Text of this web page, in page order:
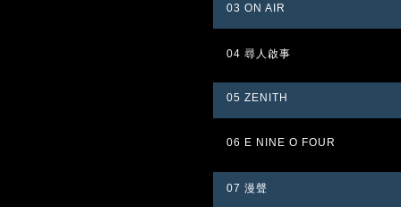
03 ON AIR
04 尋人啟事
05 ZENITH
06 E NINE O FOUR
07 漫聲